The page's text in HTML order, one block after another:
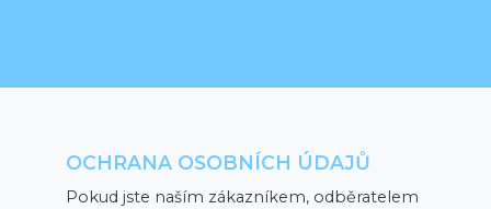
OCHRANA OSOBNÍCH ÚDAJŮ
Pokud jste naším zákazníkem, odběratelem